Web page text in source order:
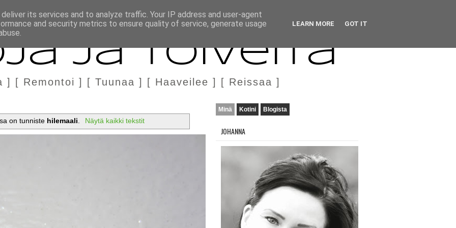
MARKKINOINTI & YHTEISTYÖ
ja Toiveita
] [ Remontoi ] [ Tuunaa ] [ Haaveilee ] [ Reissaa ]
on tunniste hilemaali. Näytä kaikki tekstit
Minä Kotini Blogista
JOHANNA
its services and to analyze traffic. Your IP address and user-agent
and security metrics to ensure quality of service, generate usage
LEARN MORE GOT IT